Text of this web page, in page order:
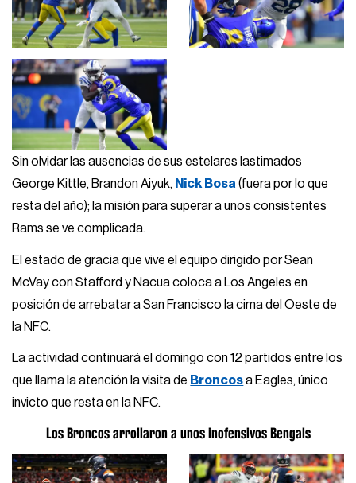
Sin olvidar las ausencias de sus estelares lastimados
George Kittle, Brandon Aiyuk, Nick Bosa(fuera por lo que
resta del año); la misión para superar a unos consistentes
Rams se ve complicada.
El estado de gracia que vive el equipo dirigido por Sean
McVay con Stafford y Nacua coloca a Los Angeles en
posición de arrebatar a San Francisco la cima del Oeste de
la NFC.
La actividad continuará el domingo con 12 partidos entre los
que llama la atención la visita de Broncosa Eagles, único
invicto que resta en la NFC.
Los Broncos arrollaron a unos inofensivos Bengals